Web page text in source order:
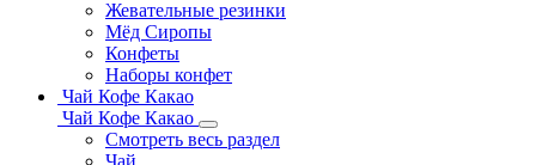
Жевательные резинки
Мёд Сиропы
Конфеты
Наборы конфет
Чай Кофе Какао
Чай Кофе Какао
Смотреть весь раздел
Чай